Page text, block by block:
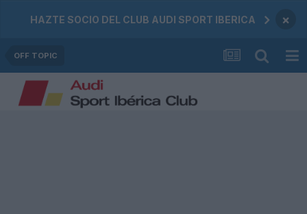
HAZTE SOCIO DEL CLUB AUDI SPORT IBERICA ×
OFF TOPIC